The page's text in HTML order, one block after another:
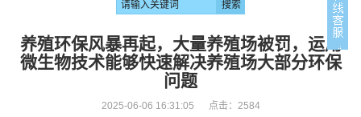
i
g
a
t
养殖环保风暴再起，大量养殖场被罚，运用
微生物技术能够快速解决养殖场大部分环保
问题
2025-06-06 16:31:05 点击： 2584